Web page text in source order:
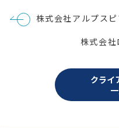
投
稿
株式会社アルプス
株式会
クライ